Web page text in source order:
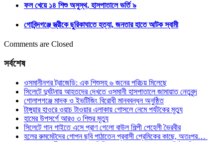
ফল খেয়ে ১৪ শিশু অসুস্থ, হাসপাতালে ভর্তি ৯
গোবিন্দগঞ্জে স্ত্রীকে ছুরিকাঘাতে হত্যা, জনতার হাতে আটক স্বামী
Comments are Closed
সর্বশেষ
ওসমানীনগর ট্রাজেডি: এক শিশুসহ ৬ জনের পরিচয় মিলেছে
সিলেটে দুর্ঘটনায় আহতদের দেখতে ওসমানী হাসপাতালে জামায়াত নেতৃবৃন্দ
গোলাপগঞ্জে মাদক ও ইভটিজিং বিরোধী মানববন্ধন অনুষ্ঠিত
টাঙ্গুয়ার হাওরে ওয়াচ টাওয়ার এলাকায় গোসলে নেমে পর্যটকের মৃত্যু
হামের উপসর্গে আরও ৩ শিশুর মৃত্যু
সিলেটে গান গাইতে এসে প্রাণ গেলো বাউল শিল্পী পেহেলী ভৈরবীর
হলের রুমমেটদের গোপন ছবি পাঠাতেন প্রবাসী প্রেমিকের কাছে, অতঃপর…